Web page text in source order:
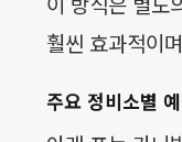
훨씬 효과적이
주요 정비소별